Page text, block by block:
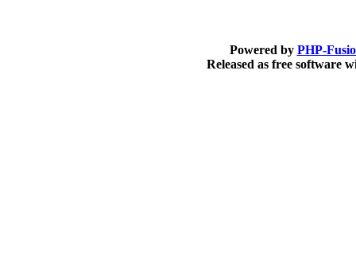
Powered by PHP-
Released as free software